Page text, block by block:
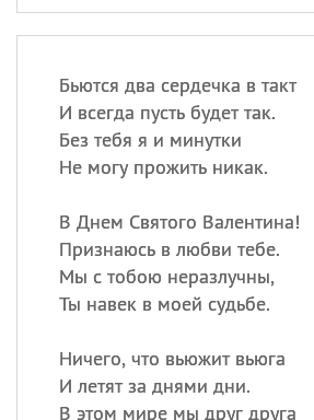
Бьются два сердечка в такт
И всегда пусть будет так.
Без тебя я и минутки
Не могу прожить никак.
В Днем Святого Валентина!
Признаюсь в любви тебе.
Мы с тобою неразлучны,
Ты навек в моей судьбе.
Ничего, что вьюжит вьюга
И летят за днями дни.
В этом мире мы друг друга